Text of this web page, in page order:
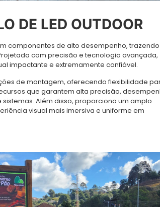
DE LED OUTDOOR
componentes de alto desempenho, trazendo
com precisão e tecnologia avançada,
impactante e extremamente confiável.
de montagem, oferecendo flexibilidade
que garantem alta precisão,
Além disso, proporciona um amplo
visual mais imersiva e uniforme em